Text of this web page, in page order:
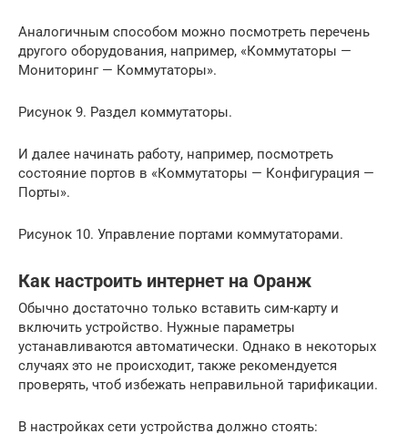
Аналогичным способом можно посмотреть перечень
другого оборудования, например, «Коммутаторы —
Мониторинг — Коммутаторы».
Рисунок 9. Раздел коммутаторы.
И далее начинать работу, например, посмотреть
состояние портов в «Коммутаторы — Конфигурация —
Порты».
Рисунок 10. Управление портами коммутаторами.
Как настроить интернет на Оранж
Обычно достаточно только вставить сим-карту и
включить устройство. Нужные параметры
устанавливаются автоматически. Однако в некоторых
случаях это не происходит, также рекомендуется
проверять, чтоб избежать неправильной тарификации.
В настройках сети устройства должно стоять: